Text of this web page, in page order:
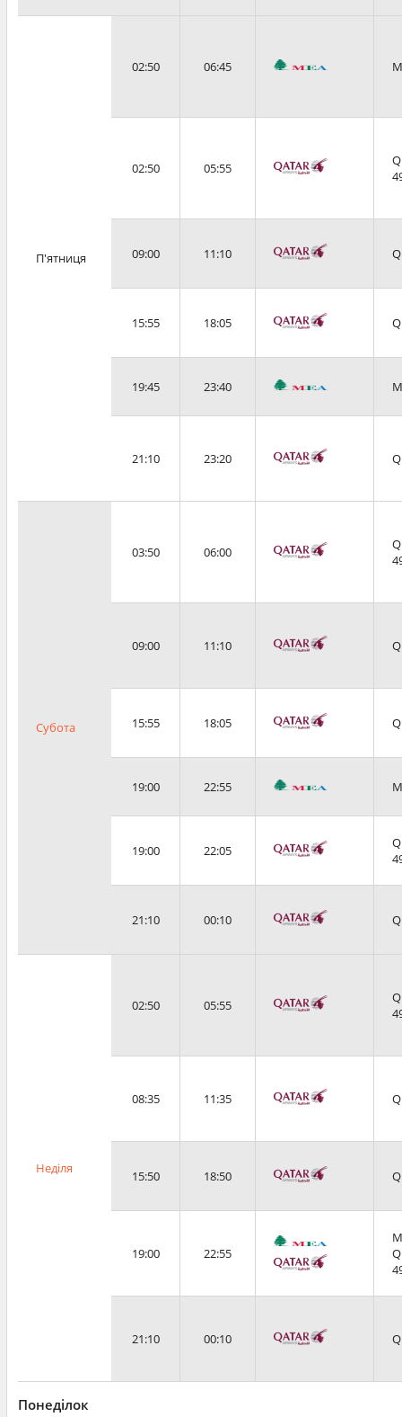
П'ятниця
02:50 06:45
02:50 05:55
09:00 11:10
15:55 18:05
19:45 23:40
21:10 23:20
Субота
03:50 06:00
09:00 11:10
15:55 18:05
19:00 22:55
19:00 22:05
21:10 00:10
Неділя
02:50 05:55
08:35 11:35
15:50 18:50
19:00 22:55
21:10 00:10
Понеділок